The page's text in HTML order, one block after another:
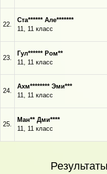
22.
Ста****** Але*******
11, 11 класс
23.
Гул****** Ром**
11, 11 класс
24.
Ахм******** Эми***
11, 11 класс
25.
Ман** Дми****
11, 11 класс